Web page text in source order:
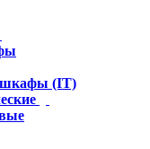
шкафы (IT)